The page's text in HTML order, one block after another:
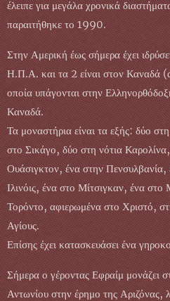
έλειπε για μεγάλα χρονικά
παραιτήθηκε το 1990.
Στην Αμερική έως σήμερα έχει
Η.Π.Α. και τα 2 είναι στον Καναδά
οποία υπάγονται στην
Καναδά.
Τα μοναστήρια είναι τα εξής: δύο
στο Σικάγο, δύο στη νότια
Ουάσιγκτον, ένα στην
Ιλινόις, ένα στο Μίτσιγκαν, ένα
Τορόντο, αφιερωμένα στο Χριστό,
Αγίους.
Επίσης έχει κατασκευάσει ένα
Σήμερα ο γέροντας Εφραίμ μονάζει
Αντωνίου στην έρημο της Αριζόνας,